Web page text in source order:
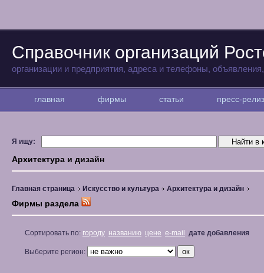
Справочник организаций
организации и предприятия, адреса и телефоны,
главная фирмы статьи пресс-
Я ищу:
Архитектура и дизайн
Главная страница Искусство и культура Архитектура и дизайн
Фирмы раздела
Сортировать по: городу названию цене e-mail дате добавления
Выберите регион: